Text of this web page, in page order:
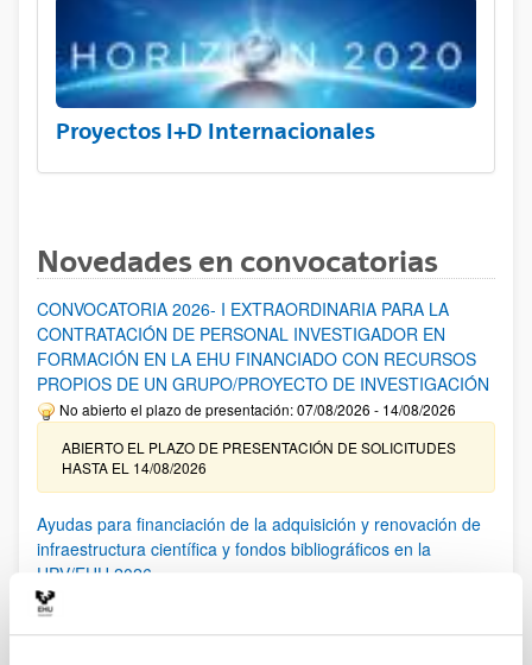
Proyectos I+D Internacionales
Novedades en convocatorias
CONVOCATORIA 2026- I EXTRAORDINARIA PARA LA
CONTRATACIÓN DE PERSONAL INVESTIGADOR EN
FORMACIÓN EN LA EHU FINANCIADO CON RECURSOS
PROPIOS DE UN GRUPO/PROYECTO DE INVESTIGACIÓN
No abierto el plazo de presentación: 07/08/2026 - 14/08/2026
ABIERTO EL PLAZO DE PRESENTACIÓN DE SOLICITUDES
HASTA EL 14/08/2026
Ayudas para financiación de la adquisición y renovación de
infraestructura científica y fondos bibliográficos en la
UPV/EHU 2026
25/03/2026: Corrección de errores del listado provisional de